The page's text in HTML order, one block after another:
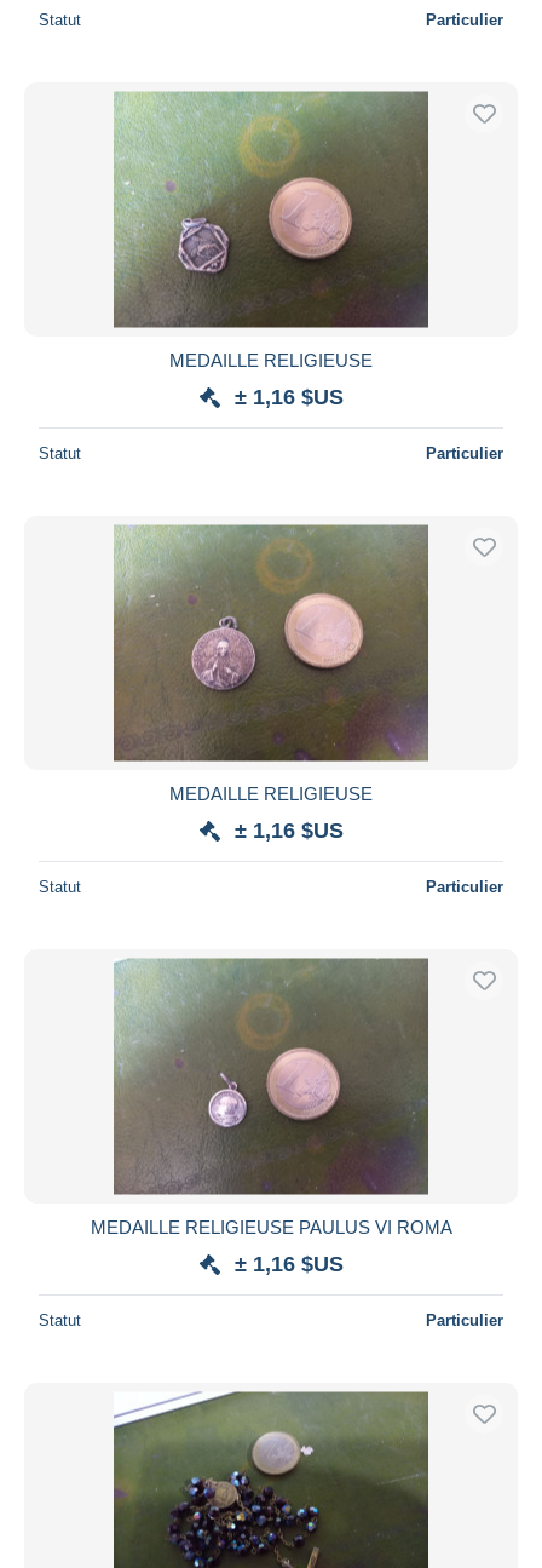
Statut Particulier
MEDAILLE RELIGIEUSE
± 1,16 $US
Statut Particulier
MEDAILLE RELIGIEUSE
± 1,16 $US
Statut Particulier
MEDAILLE RELIGIEUSE PAULUS VI ROMA
± 1,16 $US
Statut Particulier